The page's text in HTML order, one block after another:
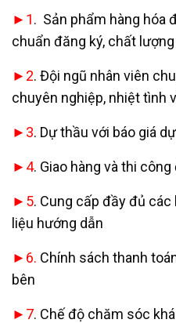
►1. Sản phẩm hàng hóa
chuẩn đăng ký, chất
►2. Đội ngũ nhân viên
chuyên nghiệp, nhiệt tình
►3. Dự thầu với báo giá
►4. Giao hàng và thi
►5. Cung cấp đầy đủ
liệu hướng dẫn
►6. Chính sách thanh
bên
►7. Chế độ chăm sóc